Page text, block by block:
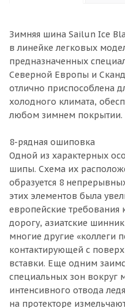
Зимняя шина Sailun Ice
в линейке легковых
предназначенных
Северной Европы и
отлично приспособлена
холодного климата,
любом зимнем покрытии.
8-рядная ошиповка
Одной из характерных
шипы. Схема их
образуется 8
этих элементов была
европейские требования
дорогу, азиатские
многие другие «коллеги
контактирующей с
вставки. Еще одним
специальных зон вокруг
интенсивного отвода
на протекторе